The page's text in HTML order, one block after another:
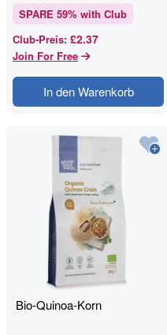
SPARE 59% with Club
Club-Preis: £2.37
Join For Free
In den Warenkorb
Bio-Quinoa-Korn